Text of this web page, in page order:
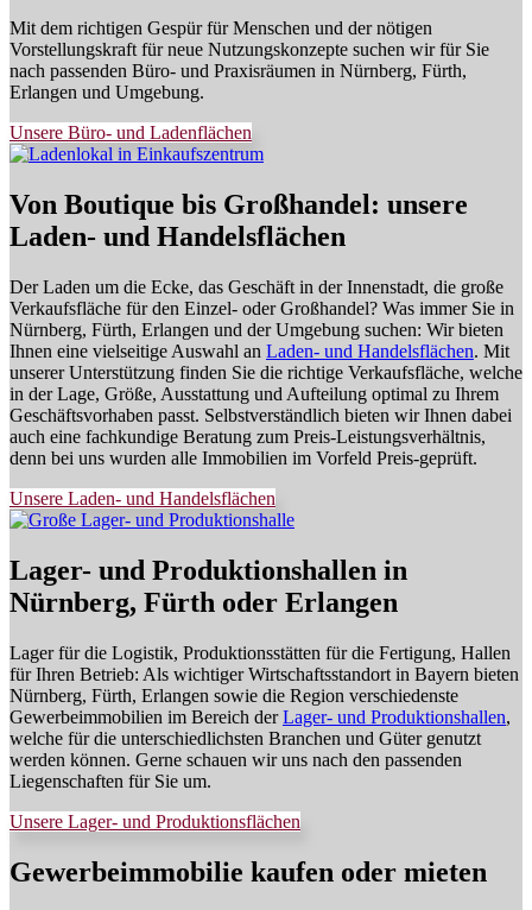
Mit dem richtigen Gespür für Menschen und der nötigen
Vorstellungskraft für neue Nutzungskonzepte suchen wir für Sie
nach passenden Büro- und Praxisräumen in Nürnberg, Fürth,
Erlangen und Umgebung.
Unsere Büro- und Ladenflächen
Von Boutique bis Großhandel: unsere
Laden- und Handelsflächen
Der Laden um die Ecke, das Geschäft in der Innenstadt, die große
Verkaufsfläche für den Einzel- oder Großhandel? Was immer Sie in
Nürnberg, Fürth, Erlangen und der Umgebung suchen: Wir bieten
Ihnen eine vielseitige Auswahl an Laden- und Handelsflächen. Mit
unserer Unterstützung finden Sie die richtige Verkaufsfläche, welche
in der Lage, Größe, Ausstattung und Aufteilung optimal zu Ihrem
Geschäftsvorhaben passt. Selbstverständlich bieten wir Ihnen dabei
auch eine fachkundige Beratung zum Preis-Leistungsverhältnis,
denn bei uns wurden alle Immobilien im Vorfeld Preis-geprüft.
Unsere Laden- und Handelsflächen
Lager- und Produktionshallen in
Nürnberg, Fürth oder Erlangen
Lager für die Logistik, Produktionsstätten für die Fertigung, Hallen
für Ihren Betrieb: Als wichtiger Wirtschaftsstandort in Bayern bieten
Nürnberg, Fürth, Erlangen sowie die Region verschiedenste
Gewerbeimmobilien im Bereich derLager- und Produktionshallen,
welche für die unterschiedlichsten Branchen und Güter genutzt
werden können. Gerne schauen wir uns nach den passenden
Liegenschaften für Sie um.
Unsere Lager- und Produktionsflächen
Gewerbeimmobilie kaufen oder mieten